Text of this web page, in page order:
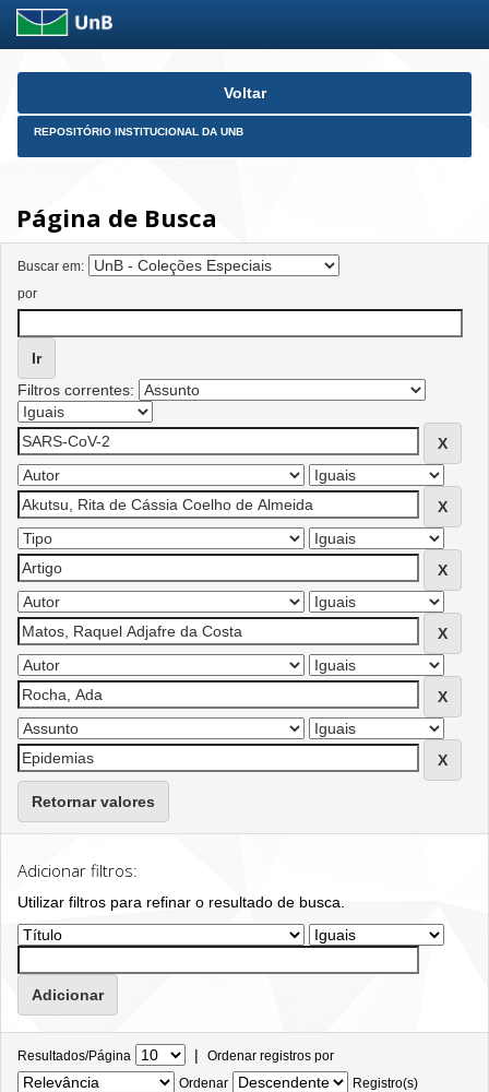
Skip
Voltar
REPOSITÓRIO INSTITUCIONAL DA UNB
Página de Busca
Buscar em:
por
Filtros correntes:
Retornar valores
Adicionar filtros:
Utilizar filtros para refinar o resultado de busca.
Resultados/Página | Ordenar registros por
Ordenar
Registro(s)